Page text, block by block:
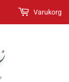
Varukorg